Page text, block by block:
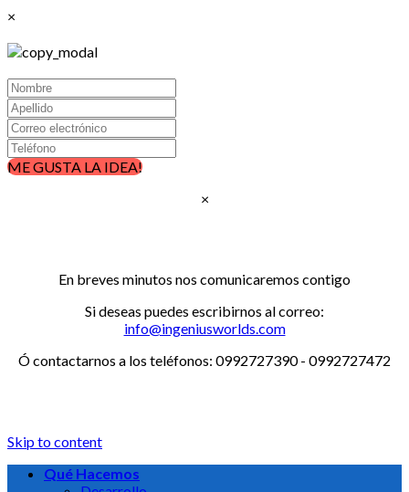
×
ME GUSTA LA IDEA!
×
En breves minutos nos comunicaremos contigo
Si deseas puedes escribirnos al correo:
info@ingeniusworlds.com
Ó contactarnos a los teléfonos: 0992727390 - 0992727472
Skip to content
Qué Hacemos